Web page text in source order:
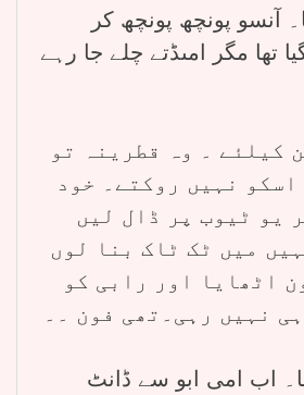
آنسو پونچھ پونچھ کر
تھا مگر امںڈتے چلے جا رہے
کیلئے ۔ وہ قطرینہ تو
نہیں روکتے۔ خود
یو ٹیوب پر ڈال لیں
میں ٹک ٹاک بنا لوں
اٹھایا اور رابی کو
ہی نہیں رہی۔تھی فون ۔۔
اب امی ابو سے ڈانٹ